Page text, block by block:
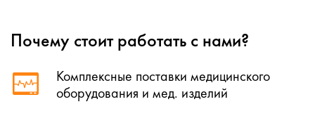
Почему стоит работать с нами?
Комплексные поставки медицинского
оборудования и мед. изделий